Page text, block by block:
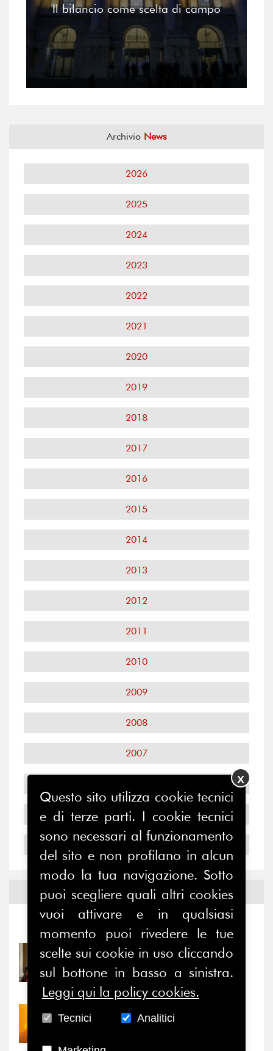
Il bilancio come scelta di campo
Archivio News
2026
2025
2024
2023
2022
2021
2020
2019
2018
2017
2016
2015
2014
2013
2012
2011
2010
2009
2008
2007
2005
2004
Notizie edEventi
Notizie Eventi
31/07/2026
Prima della pausa estiva,
il valore di...
30/07/2026
“grande cecità”: la...
Questo sito utilizza cookie tecnici
e di terze parti. I cookie tecnici
sono necessari al funzionamento
del sito e non profilano in alcun
modo la tua navigazione. Sotto
puoi scegliere quali altri cookies
vuoi attivare e in qualsiasi
momento puoi rivedere le tue
scelte sui cookie in uso cliccando
sul bottone in basso a sinistra.
Leggi qui la policy cookies.
Tecnici Analitici
X